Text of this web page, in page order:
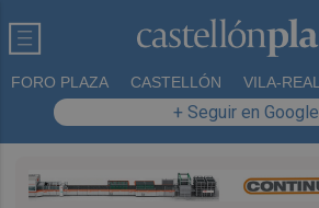
FORO PLAZA CASTELLÓN VILA-REAL
+ Seguir en Google